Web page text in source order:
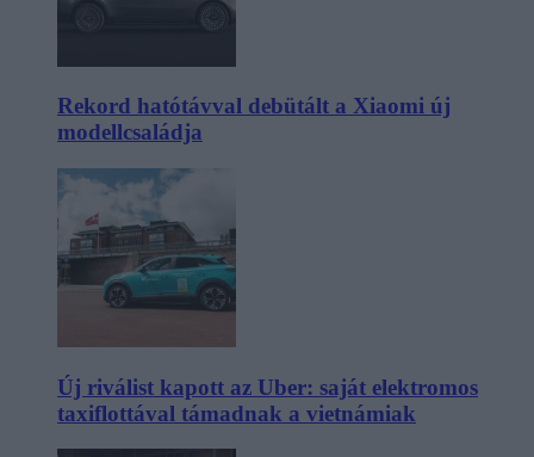
Rekord hatótávval debütált a Xiaomi új
modellcsaládja
Új riválist kapott az Uber: saját elektromos
taxiflottával támadnak a vietnámiak